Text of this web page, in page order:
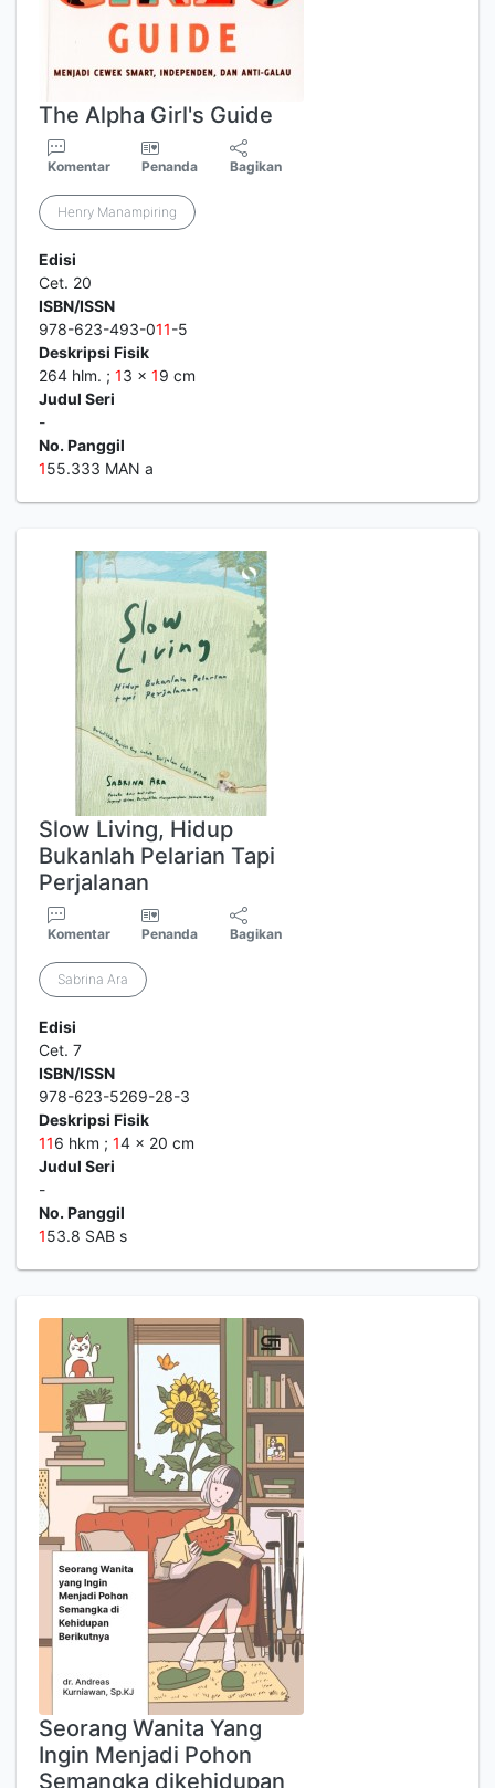
The Alpha Girl's Guide
Komentar Penanda Bagikan
Henry Manampiring
Edisi
Cet. 20
ISBN/ISSN
978-623-493-011-5
Deskripsi Fisik
264 hlm. ; 13 x 19 cm
Judul Seri
-
No. Panggil
155.333 MAN a
Slow Living, Hidup
Bukanlah Pelarian Tapi
Perjalanan
Komentar Penanda Bagikan
Sabrina Ara
Edisi
Cet. 7
ISBN/ISSN
978-623-5269-28-3
Deskripsi Fisik
116 hkm ; 14 x 20 cm
Judul Seri
-
No. Panggil
153.8 SAB s
Seorang Wanita Yang
Ingin Menjadi Pohon
Semangka dikehidupan